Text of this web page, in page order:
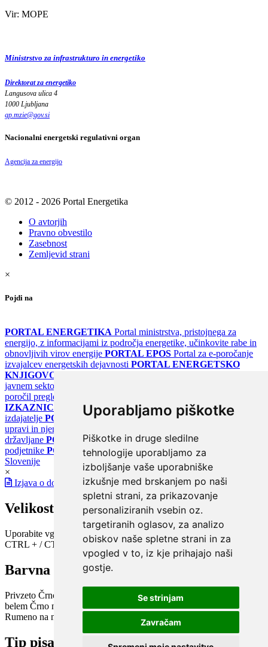
Uporabljamo piškotke
Piškotke in druge sledilne
tehnologije uporabljamo za
izboljšanje vaše uporabniške
izkušnje med brskanjem po naši
spletni strani, za prikazovanje
personaliziranih vsebin oz.
targetiranih oglasov, za analizo
obiskov naše spletne strani in za
vpogled v to, iz kje prihajajo naši
gostje.
Se strinjam
Zavračam
Vir: MOPE
Ministrstvo za infrastrukturo in energetiko
Direktorat za energetiko
Langusova ulica 4
1000 Ljubljana
gp.mzie@gov.si
Nacionalni energetski regulativni organ
Agencija za energijo
© 2012 - 2026 Portal Energetika
O avtorjih
Pravno obvestilo
Zasebnost
Zemljevid strani
×
Pojdi na
PORTAL ENERGETIKA Portal ministrstva, pristojnega za
energijo, z informacijami iz področja energetike, učinkovite rabe in
obnovljivih virov energije PORTAL EPOS Portal za e-poročanje
izvajalcev energetskih dejavnosti PORTAL ENERGETSKO
KNJIGOVODSTVO
javnem sektorju
poročil pregledov klimatskih sistemov
IZKAZNICE
Register energetskih izkaznic - za izdelovalce in
izdajatelje PORTAL GOV.SI Osrednje spletno mesto o državni
upravi in njenih storitvah
državljane PORTAL SPOT Državni portal za podjetja in
podjetnike PORTAL OPSI Državni portal odprtih podatkov
Slovenije
×
Izjava o dostopnosti
Velikost pisave
Uporabite vgrajeno funkcijo brskalnika
CTRL + / CTRL -
Barvna shema
Privzeto Črno na belem Belo na črnem Črno na bež
belem Črno na zelenem
Modro na rumenem
Rumeno na modrem
Turkizno na črnem Črno na vijoličnem
Tip pisave